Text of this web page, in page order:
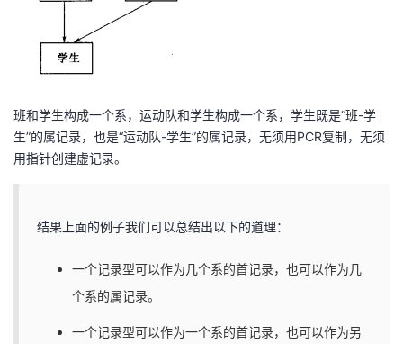
班和学生构成一个系，运动队和学生构成一个系，学生既是“班-学
生”的属记录，也是“运动队-学生”的属记录，无须用PCR复制，无须
用指针创建虚记录。
结果上面的例子我们可以总结出以下的道理：
一个记录型可以作为几个系的首记录，也可以作为几
个系的属记录。
一个记录型可以作为一个系的首记录，也可以作为另